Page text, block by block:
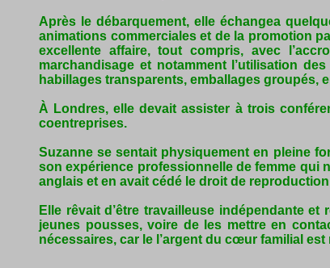
Après le débarquement, elle échangea
animations commerciales et de la promotion
excellente affaire, tout compris, avec
marchandisage et notamment l’utilisation
habillages transparents, emballages groupés,
À Londres, elle devait assister à trois
coentreprises.
Suzanne se sentait physiquement en pleine
son expérience professionnelle de femme qui
anglais et en avait cédé le droit de
Elle rêvait d’être travailleuse indépendante
jeunes pousses, voire de les mettre en
nécessaires, car le l’argent du cœur familial